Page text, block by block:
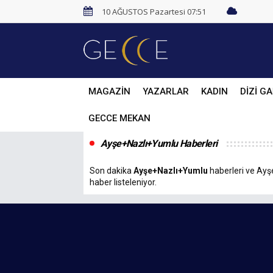
10 AĞUSTOS Pazartesi 07:51
MAGAZİN YAZARLAR KADIN DİZİ
GECCE MEKAN
Ayşe+Nazlı+Yumlu Haberleri
Son dakika Ayşe+Nazlı+Yumlu haberleri ve
haber listeleniyor.